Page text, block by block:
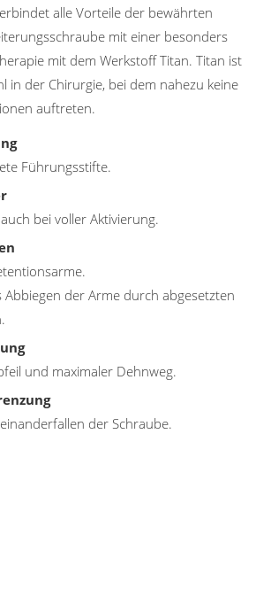
alle Vorteile der bewährten
mit einer besonders
mit dem Werkstoff Titan. Titan ist
in der Chirurgie, bei dem nahezu keine
auftreten.
Führungsstifte.
bei voller Aktivierung.
Abbiegen der Arme durch abgesetzten
und maximaler Dehnweg.
der Schraube.